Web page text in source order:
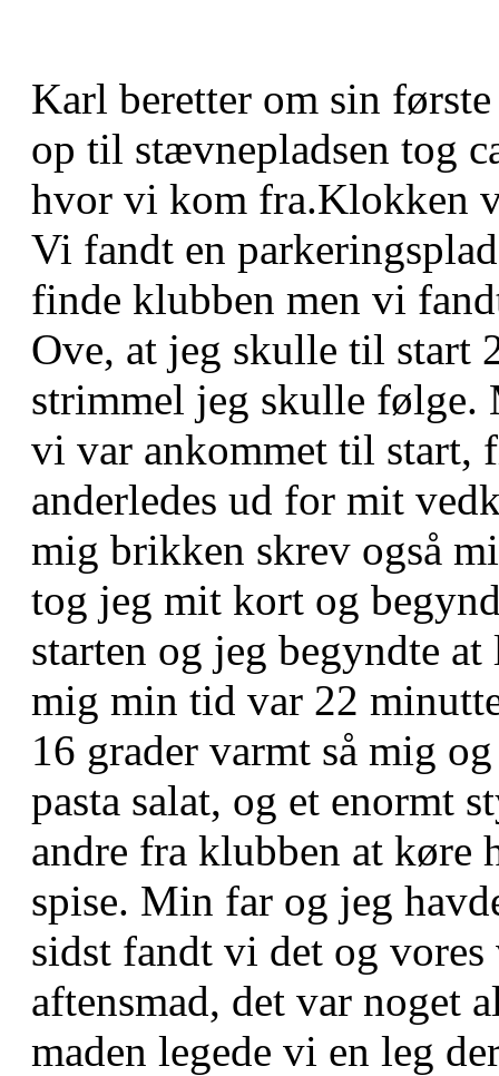
Karl beretter om sin
op til stævnepladsen tog
hvor vi kom fra.Klokken
Vi fandt en
finde klubben men vi
Ove, at jeg skulle til start
strimmel jeg skulle
vi var ankommet til start,
anderledes ud for mit
mig brikken skrev også
tog jeg mit kort og
starten og jeg begyndte
mig min tid var 22
16 grader varmt så mig
pasta salat, og et enormt
andre fra klubben at køre
spise. Min far og jeg
sidst fandt vi det og
aftensmad, det var noget
maden legede vi en leg